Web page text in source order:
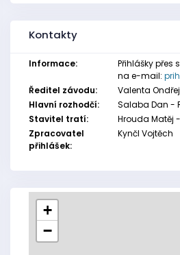
Kontakty
Informace:
Přihlášky přes
na e-mail:
Ředitel závodu:
Valenta
Hlavní rozhodčí:
Salaba Dan -
Stavitel tratí:
Hrouda Matěj
Zpracovatel
přihlášek:
Kynčl Vojtěch
+
−